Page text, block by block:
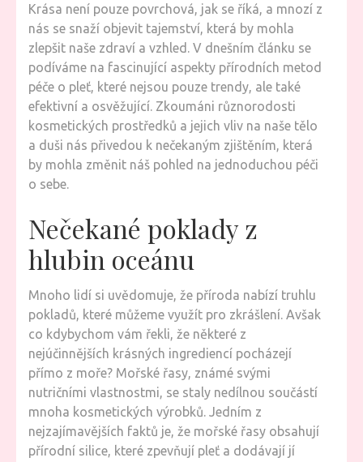
Krása není pouze povrchová, jak se říká, a mnozí z
nás se snaží objevit tajemství, která by mohla
zlepšit naše zdraví a vzhled. V dnešním článku se
podíváme na fascinující aspekty přírodních metod
péče o pleť, které nejsou pouze trendy, ale také
efektivní a osvěžující. Zkoumáni různorodosti
kosmetických prostředků a jejich vliv na naše tělo
a duši nás přivedou k nečekaným zjištěním, která
by mohla změnit náš pohled na jednoduchou péči
o sebe.
Nečekané poklady z
hlubin oceánu
Mnoho lidí si uvědomuje, že příroda nabízí truhlu
pokladů, které můžeme využít pro zkrášlení. Avšak
co kdybychom vám řekli, že některé z
nejúčinnějších krásných ingrediencí pocházejí
přímo z moře? Mořské řasy, známé svými
nutričními vlastnostmi, se staly nedílnou součástí
mnoha kosmetických výrobků. Jedním z
nejzajímavějších faktů je, že mořské řasy obsahují
přírodní silice, které zpevňují pleť a dodávají jí